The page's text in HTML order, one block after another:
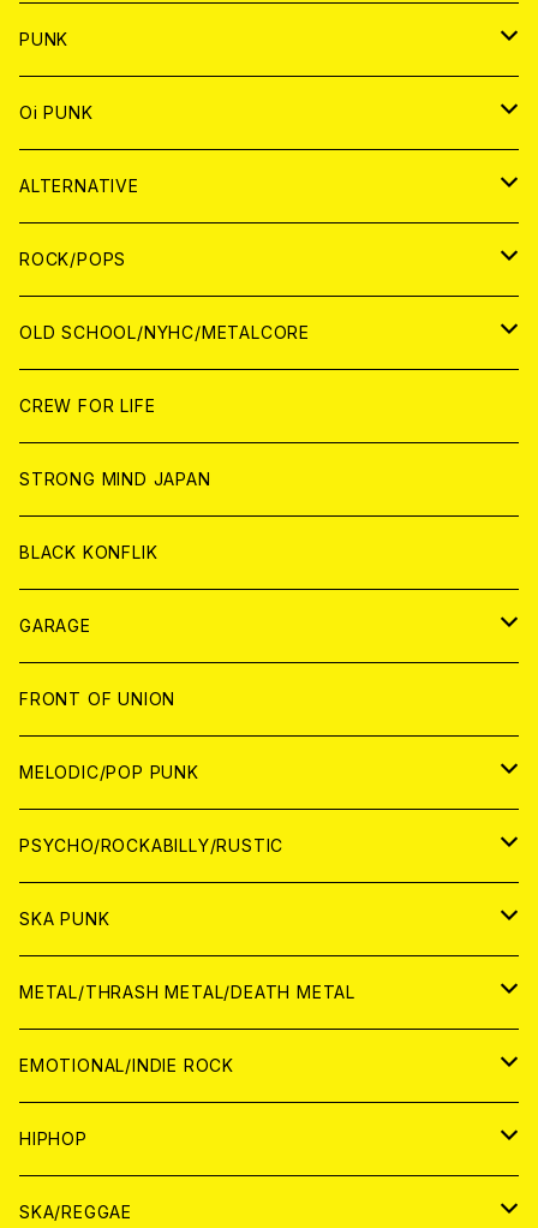
CD
ANALOG
WORLD
CD
ANALOG
CD
JAPAN
WORLD
ANALOG
JAPAN
WORLD
PUNK
JAPAN
CD
ANALOG
WORLD
CD
ANALOG
Oi PUNK
JAPAN
CD
ANALOG
WOLRD
CD
ANALOG
ALTERNATIVE
JAPAN
CD
ANALOG
WORLD
CD
ANALOG
ROCK/POPS
JAPAN
CD
ANALOG
WORLD
CD
ANALOG
OLD SCHOOL/NYHC/METALCORE
JAPAN
CD
ANALOG
WORLD
CD
ANALOG
CREW FOR LIFE
STRONG MIND JAPAN
BLACK KONFLIK
GARAGE
JAPAN
アナログ
CD
WORLD
アナログ
CD
FRONT OF UNION
MELODIC/POP PUNK
JAPAN
CD
ANALOG
WORLD
CD
ANALOG
PSYCHO/ROCKABILLY/RUSTIC
JAPAN
CD
ANALOG
WORLD
CD
ANALOG
SKA PUNK
JAPAN
CD
ANALOG
WORLD
CD
ANALOG
METAL/THRASH METAL/DEATH METAL
JAPAN
CD
ANALOG
WORLD
ANALOG
EMOTIONAL/INDIE ROCK
JAPAN
CD
WORLD
HIPHOP
JAPAN
SKA/REGGAE